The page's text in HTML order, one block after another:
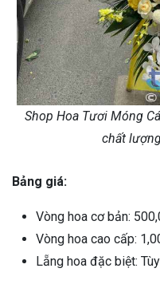
Shop Hoa Tươi Móng
chất
Bảng giá:
Vòng hoa cơ bản:
Vòng hoa cao cấp:
Lẵng hoa đặc biệt: